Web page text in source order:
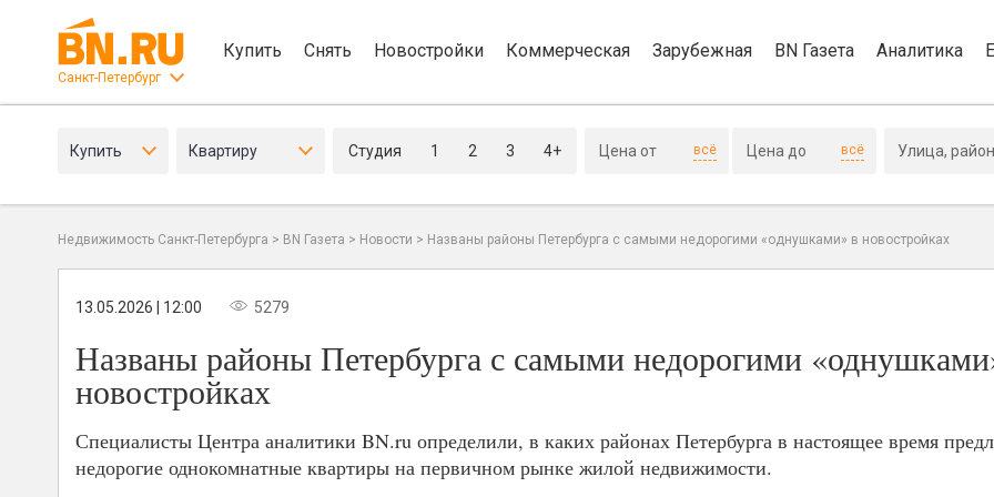
Санкт-Петербург
Купить Снять Новостройки Коммерческая Зарубежная BN Газета Аналитика
Купить Квартиру Студия 1 2 3 4+ всё всё
Недвижимость Санкт-Петербурга > BN Газета > Новости > Названы районы Петербурга с самыми недорогими «однушками» в новостройках
13.05.2026 | 12:00 5279
Названы районы Петербурга с самыми недорогими
новостройках
Специалисты Центра аналитики BN.ru определили, в каких районах Петербурга в настоящее время
недорогие однокомнатные квартиры на первичном рынке жилой недвижимости.